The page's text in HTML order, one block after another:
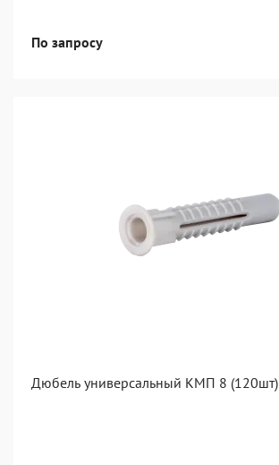
По запросу
Дюбель универсальный КМП 8 (120шт)